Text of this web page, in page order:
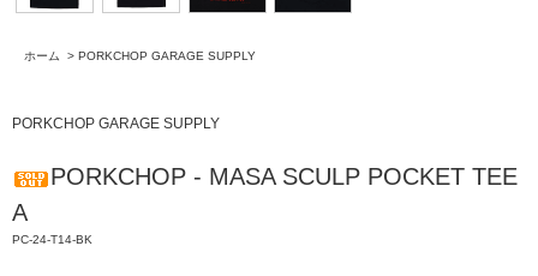
ホーム > PORKCHOP GARAGE SUPPLY
PORKCHOP GARAGE SUPPLY
PORKCHOP - MASA SCULP POCKET TEE
A
PC-24-T14-BK